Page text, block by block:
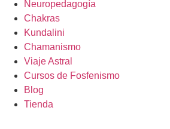
Neuropedagogía
Chakras
Kundalini
Chamanismo
Viaje Astral
Cursos de Fosfenismo
Blog
Tienda